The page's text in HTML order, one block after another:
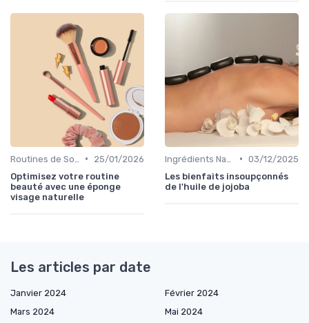
•
25/01/2026
Optimisez votre routine
beauté avec une éponge
visage naturelle
• 03/12/2025
Les bienfaits insoupçonnés
de l'huile de jojoba
Les articles par date
Janvier 2024
Février 2024
Mars 2024
Mai 2024